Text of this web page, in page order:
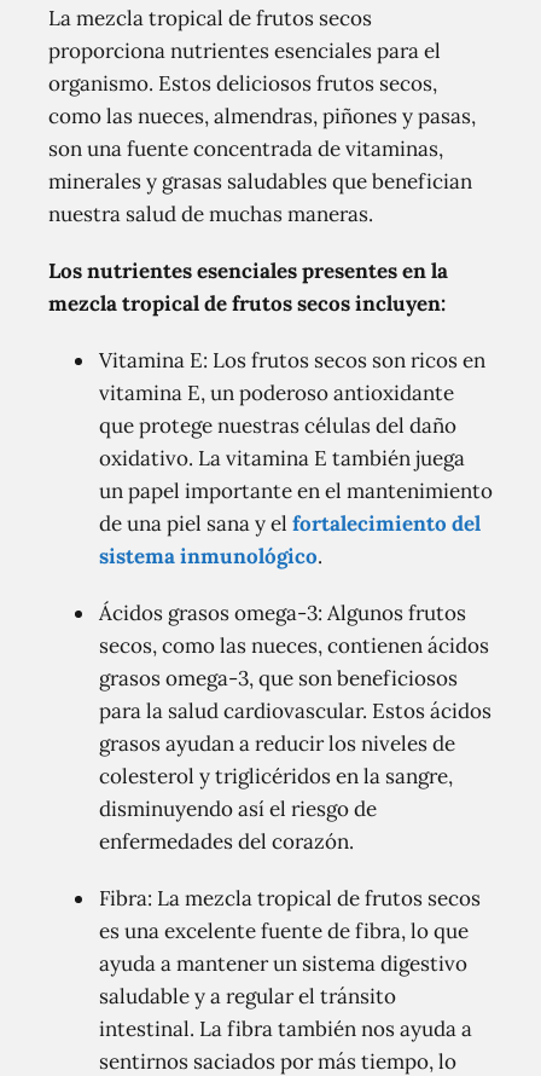
La mezcla tropical de frutos secos
proporciona nutrientes esenciales para el
organismo. Estos deliciosos frutos secos,
como las nueces, almendras, piñones y pasas,
son una fuente concentrada de vitaminas,
minerales y grasas saludables que benefician
nuestra salud de muchas maneras.
Los nutrientes esenciales presentes en la
mezcla tropical de frutos secos incluyen:
Vitamina E: Los frutos secos son ricos en
vitamina E, un poderoso antioxidante
que protege nuestras células del daño
oxidativo. La vitamina E también juega
un papel importante en el mantenimiento
de una piel sana y el fortalecimiento del
sistema inmunológico.
Ácidos grasos omega-3: Algunos frutos
secos, como las nueces, contienen ácidos
grasos omega-3, que son beneficiosos
para la salud cardiovascular. Estos ácidos
grasos ayudan a reducir los niveles de
colesterol y triglicéridos en la sangre,
disminuyendo así el riesgo de
enfermedades del corazón.
Fibra: La mezcla tropical de frutos secos
es una excelente fuente de fibra, lo que
ayuda a mantener un sistema digestivo
saludable y a regular el tránsito
intestinal. La fibra también nos ayuda a
sentirnos saciados por más tiempo, lo